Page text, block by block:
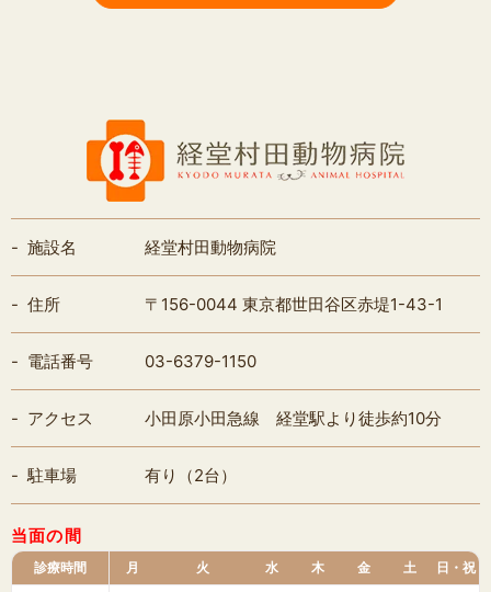
施設名 経堂村田動物病院
住所 〒156-0044 東京都世田谷区赤堤1-43-1
電話番号 03-6379-1150
アクセス 小田原小田急線 経堂駅より徒歩約10分
駐車場 有り（2台）
当面の間
診療時間 月 火 水 木 金 土 日・祝